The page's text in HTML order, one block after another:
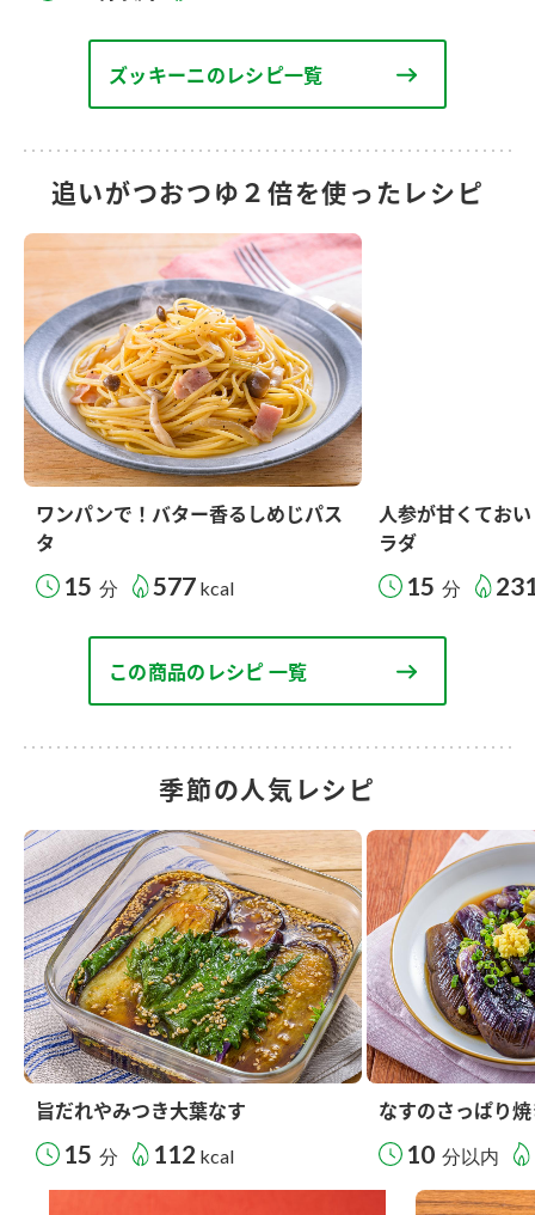
ズッキーニのレシピ一覧
追いがつおつゆ２倍を使ったレシピ
ワンパンで！バター香るしめじパス
タ
15 分 577 kcal
人参が甘くてお
ラダ
15 分
この商品のレシピ 一覧
季節の人気レシピ
旨だれやみつき大葉なす
15 分 112 kcal
なすのさっぱり
10 分以内